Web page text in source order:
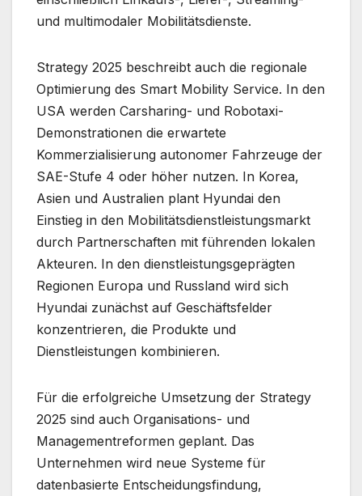
und multimodaler Mobilitätsdienste.
Strategy 2025 beschreibt auch die regionale
Optimierung des Smart Mobility Service. In den
USA werden Carsharing- und Robotaxi-
Demonstrationen die erwartete
Kommerzialisierung autonomer Fahrzeuge der
SAE-Stufe 4 oder höher nutzen. In Korea,
Asien und Australien plant Hyundai den
Einstieg in den Mobilitätsdienstleistungsmarkt
durch Partnerschaften mit führenden lokalen
Akteuren. In den dienstleistungsgeprägten
Regionen Europa und Russland wird sich
Hyundai zunächst auf Geschäftsfelder
konzentrieren, die Produkte und
Dienstleistungen kombinieren.
Für die erfolgreiche Umsetzung der Strategy
2025 sind auch Organisations- und
Managementreformen geplant. Das
Unternehmen wird neue Systeme für
datenbasierte Entscheidungsfindung,